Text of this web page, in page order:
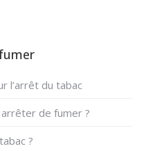
l’arrêt du tabac
arrêter de fumer ?
?